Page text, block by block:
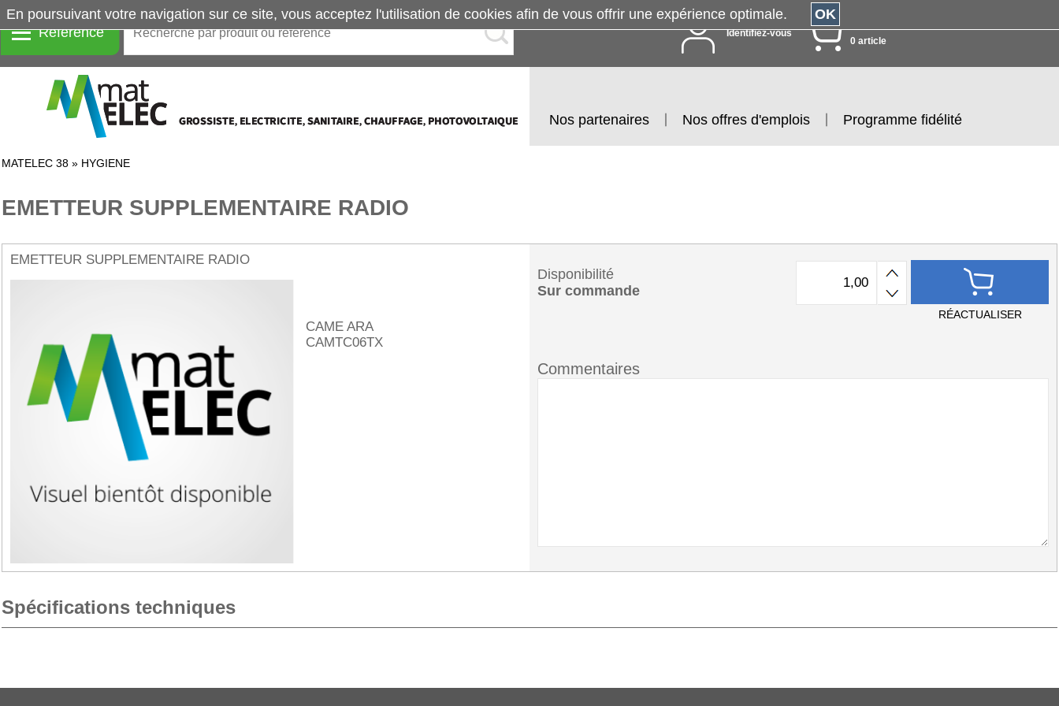
Référence Identifiez-vous
0 article
Nos partenaires Nos offres d'emplois Programme fidélité
MATELEC 38 » HYGIENE
EMETTEUR SUPPLEMENTAIRE RADIO
EMETTEUR SUPPLEMENTAIRE RADIO
CAME ARA
CAMTC06TX
Disponibilité
Sur commande
RÉACTUALISER
Commentaires
Spécifications techniques
En poursuivant votre navigation sur ce site, vous acceptez l'utilisation de cookies afin de vous offrir une expérience optimale. OK